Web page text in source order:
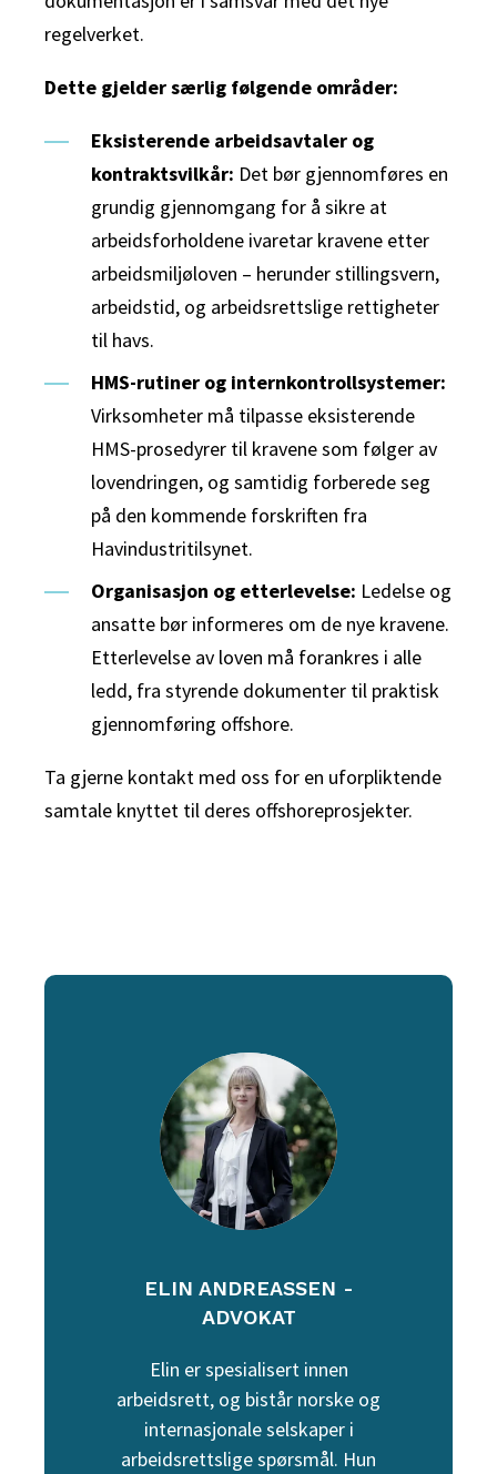
regelverket.
Dette gjelder særlig følgende områder:
Eksisterende arbeidsavtaler og
kontraktsvilkår: Det bør gjennomføres en
grundig gjennomgang for å sikre at
arbeidsforholdene ivaretar kravene etter
arbeidsmiljøloven – herunder stillingsvern,
arbeidstid, og arbeidsrettslige rettigheter
til havs.
HMS-rutiner og internkontrollsystemer:
Virksomheter må tilpasse eksisterende
HMS-prosedyrer til kravene som følger av
lovendringen, og samtidig forberede seg
på den kommende forskriften fra
Havindustritilsynet.
Organisasjon og etterlevelse: Ledelse og
ansatte bør informeres om de nye kravene.
Etterlevelse av loven må forankres i alle
ledd, fra styrende dokumenter til praktisk
gjennomføring offshore.
Ta gjerne kontakt med oss for en uforpliktende
samtale knyttet til deres offshoreprosjekter.
ELIN ANDREASSEN -
ADVOKAT
Elin er spesialisert innen
arbeidsrett, og bistår norske og
internasjonale selskaper i
arbeidsrettslige spørsmål. Hun